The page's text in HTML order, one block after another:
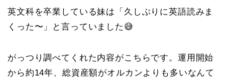
英文科を卒業している妹は「久しぶりに英語読みま
くった〜」と言っていました😅
がっつり調べてくれた内容がこちらです。運用開始
から約14年、総資産額がオルカンよりも多いなんて